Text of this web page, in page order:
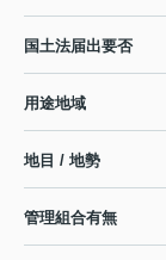
国土法届出要否
用途地域
地目 / 地勢
管理組合有無